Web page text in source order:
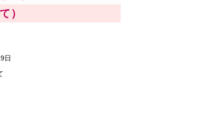
）
日